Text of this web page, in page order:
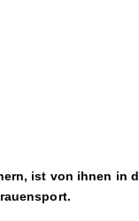
ist von ihnen in